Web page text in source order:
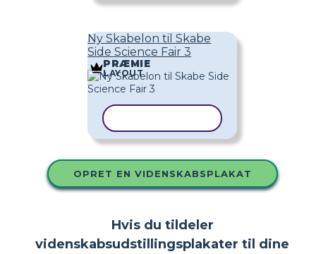
Ny Skabelon til Skabe
Side Science Fair 3
PRÆMIE
LAYOUT
OPRET EN VIDENSKABSPLAKAT
Hvis du tildeler
videnskabsudstillingsplakater til dine